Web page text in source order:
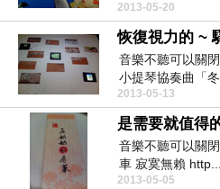
2013-05-20
恢復視力的 ~
音樂不聽可以關
小提琴協奏曲「冬
2013-05-13
是需要就值得
音樂不聽可以關
車 寂寞無賴 http...
2013-05-05